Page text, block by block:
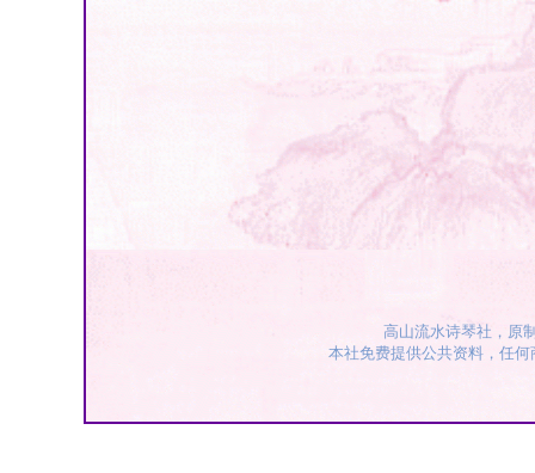
高山流水诗琴社，原
本社免费提供公共资料，任